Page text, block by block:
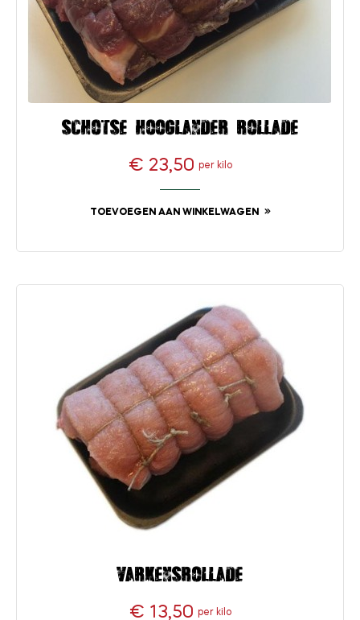
Schotse hooglander rollade
Prijs
€ 23,50 per kilo
TOEVOEGEN AAN WINKELWAGEN
Varkensrollade
€ 13,50 per kilo